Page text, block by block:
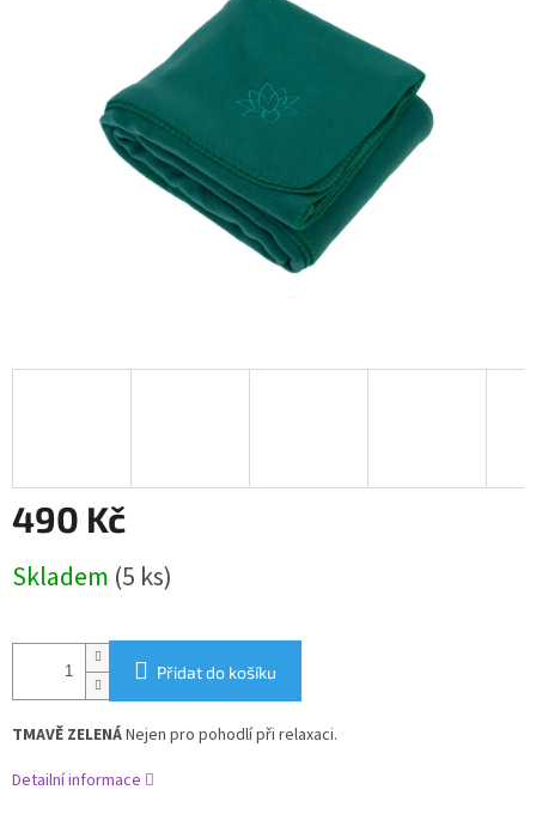
490 Kč
cena:
Skladem (5 ks)
Přidat do košíku
TMAVĚ ZELENÁNejen pro pohodlí při relaxaci.
Detailní informace